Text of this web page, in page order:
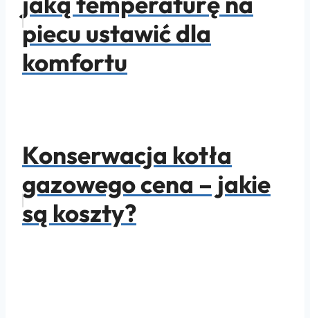
piecu ustawić dla
komfortu
Konserwacja kotła
gazowego cena – jakie
są koszty?